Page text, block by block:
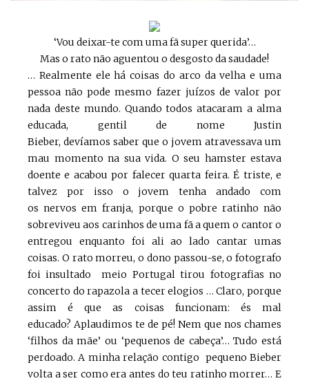
‘Vou deixar-te com uma fã super querida’…
Mas o rato não aguentou o desgosto da saudade!
… Realmente ele há coisas do arco da velha e uma
pessoa não pode mesmo fazer juízos de valor por
nada deste mundo. Quando todos atacaram a alma
educada, gentil de nome Justin
Bieber, devíamos saber que o jovem atravessava um
mau momento na sua vida. O seu hamster estava
doente e acabou por falecer quarta feira. É triste, e
talvez por isso o jovem tenha andado com
os nervos em franja, porque o pobre ratinho não
sobreviveu aos carinhos de uma fã a quem o cantor o
entregou enquanto foi ali ao lado cantar umas
coisas. O rato morreu, o dono passou-se, o fotografo
foi insultado meio Portugal tirou fotografias no
concerto do rapazola a tecer elogios … Claro, porque
assim é que as coisas funcionam: és mal
educado? Aplaudimos te de pé! Nem que nos chames
‘filhos da mãe’ ou ‘pequenos de cabeça’… Tudo está
perdoado. A minha relação contigo pequeno Bieber
volta a ser como era antes do teu ratinho morrer… E